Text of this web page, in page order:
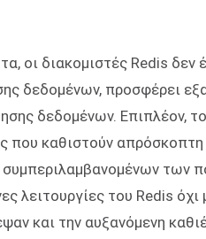
οι διακομιστές Redis δεν
δεδομένων, προσφέρει
δεδομένων. Επιπλέον,
που καθιστούν
συμπεριλαμβανομένων των
λειτουργίες του Redis
και την αυξανόμενη